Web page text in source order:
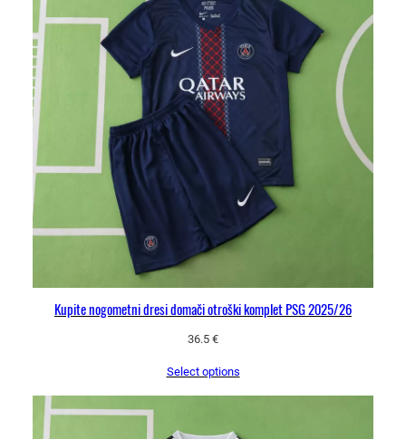
Kupite nogometni dresi domači otroški komplet PSG 2025/26
36.5 €
Select options